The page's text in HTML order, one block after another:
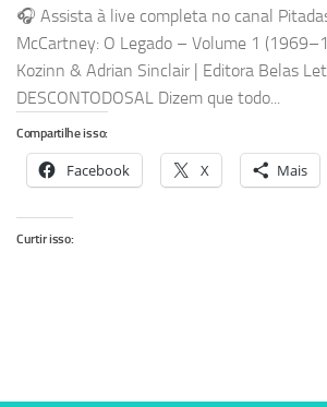
🎧 Assista à live completa no canal
McCartney: O Legado – Volume 1
Kozinn & Adrian Sinclair | Editora Belas
DESCONTODOSAL Dizem que todo...
Compartilhe isso:
Facebook X Mais
Curtir isso: